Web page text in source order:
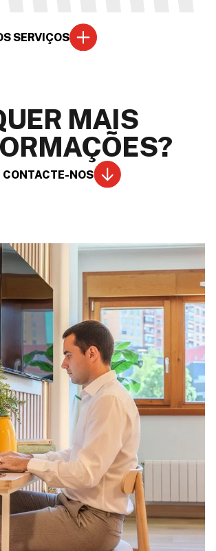
SERVIÇOS
MAIS
CONTACTE-NOS